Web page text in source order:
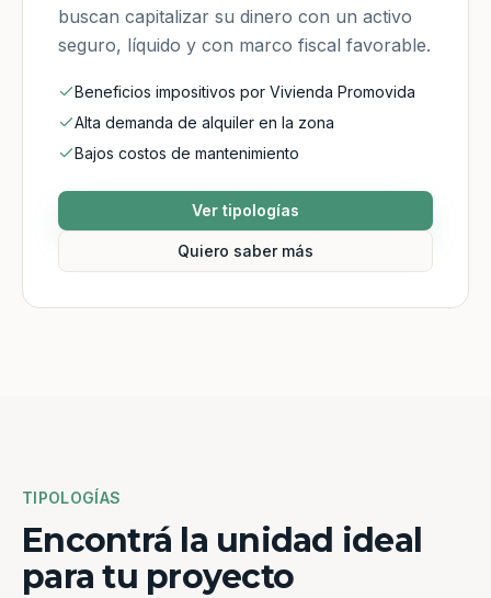
buscan capitalizar su dinero con un activo
seguro, líquido y con marco fiscal favorable.
Beneficios impositivos por Vivienda Promovida
Alta demanda de alquiler en la zona
Bajos costos de mantenimiento
Ver tipologías
Quiero saber más
TIPOLOGÍAS
Encontrá la unidad ideal
para tu proyecto